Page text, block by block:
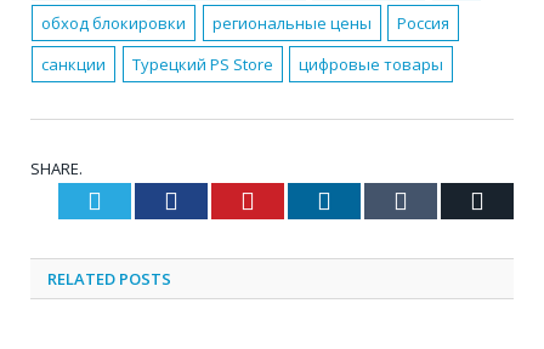
обход блокировки
региональные цены
Россия
санкции
Турецкий PS Store цифровые товары
SHARE.
Twitter Facebook Pinterest LinkedIn Tumblr
RELATED POSTS